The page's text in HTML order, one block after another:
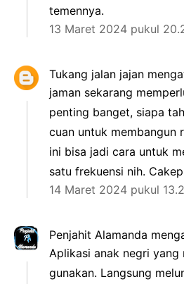
temennya.
13 Maret 2024 pukul
Tukang jalan jajan
jaman sekarang
penting banget, siapa
cuan untuk membangun
ini bisa jadi cara untuk
satu frekuensi nih.
14 Maret 2024 pukul
Penjahit Alamanda
Aplikasi anak negri yang
gunakan. Langsung